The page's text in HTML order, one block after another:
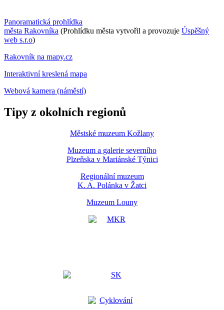
Panoramatická prohlídka
města Rakovníka (Prohlídku města vytvořil a provozuje Úspěšný
web s.r.o)
Rakovník na mapy.cz
Interaktivní kreslená mapa
Webová kamera (náměstí)
Tipy z okolních regionů
Městské muzeum Kožlany
Muzeum a galerie severního
Plzeňska v Mariánské Týnici
Regionální muzeum
K. A. Polánka v Žatci
Muzeum Louny